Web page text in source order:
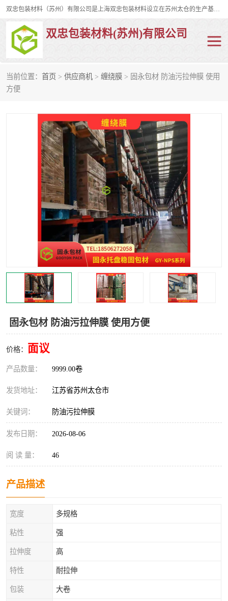
双忠包装材料（苏州）有限公司是上海双忠包装材料设立在苏州太仓的生产基地，占地约2万平米，产品主要有打孔缠绕膜，拉伸蜂窝纸，集装箱充气袋，滑托板，打包带，裹包网兜，防滑纸等箱体和托盘的运输和保护性包材。固永包材®，GooYon Pack®，是我们保护性包装材料的专属品牌。
双忠包装材料(苏州)有限公司
当前位置： 首页 > 供应商机 > 缠绕膜 > 固永包材 防油污拉伸膜 使用
方便
固永包材 防油污拉伸膜 使用方便
价格： 面议
产品数量： 9999.00卷
发货地址： 江苏省苏州太仓市
关键词： 防油污拉伸膜
发布日期： 2026-08-06
阅 读 量： 46
产品描述
宽度 多规格
粘性 强
拉伸度 高
特性 耐拉伸
包装 大卷
打孔缠绕膜
裹包网兜 纤维打包带
充气袋
缠绕膜
托盘裹包网兜
托盘捆绑带